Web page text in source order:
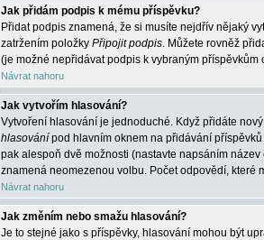
Jak přidám podpis k mému příspěvku?
Přidat podpis znamená, že si musíte nejdřív nějaký
zatržením položky Připojit podpis. Můžete rovněž
(je možné nepřidávat podpis k vybraným příspěvkům
Návrat nahoru
Jak vytvořím hlasování?
Vytvoření hlasování je jednoduché. Když přidáte
hlasování pod hlavním oknem na přidávání
pak alespoň dvě možnosti (nastavte napsáním název
znamená neomezenou volbu. Počet odpovědí, které
Návrat nahoru
Jak změním nebo smažu hlasování?
Je to stejné jako s příspěvky, hlasování mohou být